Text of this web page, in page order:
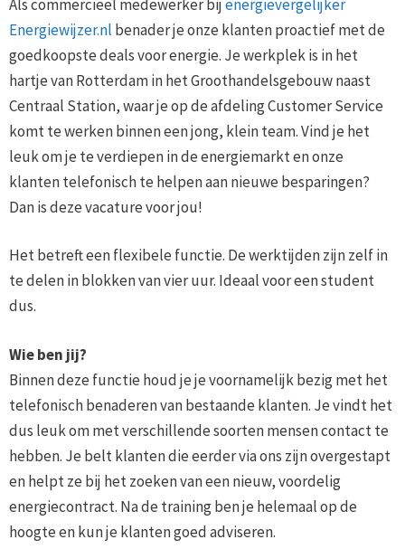
Als commercieel medewerker bijenergievergelijker
Energiewijzer.nl benader je onze klanten proactief met de
goedkoopste deals voor energie. Je werkplek is in het
hartje van Rotterdam in het Groothandelsgebouw naast
Centraal Station, waar je op de afdeling Customer Service
komt te werken binnen een jong, klein team. Vind je het
leuk om je te verdiepen in de energiemarkt en onze
klanten telefonisch te helpen aan nieuwe besparingen?
Dan is deze vacature voor jou!
Het betreft een flexibele functie. De werktijden zijn zelf in
te delen in blokken van vier uur. Ideaal voor een student
dus.
Wie ben jij?
Binnen deze functie houd je je voornamelijk bezig met het
telefonisch benaderen van bestaande klanten. Je vindt het
dus leuk om met verschillende soorten mensen contact te
hebben. Je belt klanten die eerder via ons zijn overgestapt
en helpt ze bij het zoeken van een nieuw, voordelig
energiecontract. Na de training ben je helemaal op de
hoogte en kun je klanten goed adviseren.